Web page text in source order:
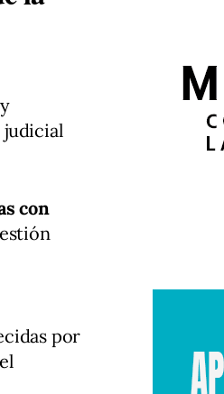
judicial
con
por